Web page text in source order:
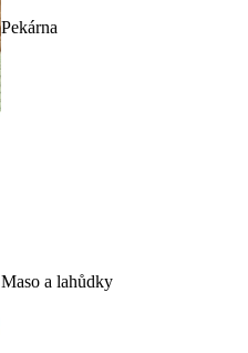
Pekárna
Maso a lahůdky